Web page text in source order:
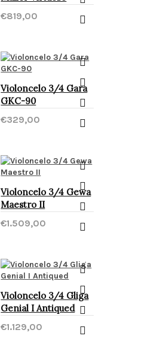
€819,00
Violoncelo 3/4 Gara
GKC-90
€329,00
Violoncelo 3/4 Gewa
Maestro II
€1.509,00
Violoncelo 3/4 Gliga
Genial I Antiqued
€1.129,00